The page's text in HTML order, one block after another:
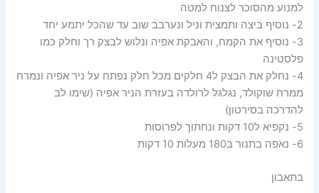
למנוע מהסוכר לצנוח למטה
2- נוסיף ביצה ותמצית וניל ונערבב שוב עד שהכל יתמע יחד
3- נוסיף את הקמח, והאבקת אפיה ונלוש לבצק רך וחלק כמו
פלסטינה
4- נחלק את הבצק ל4 חלקים מכל חלק נפתח על ניר אפיה ונמרח
ממרח שוקולד, נגלגל לרולדה בעזרת הניר אפיה (שימו לב
להדרכה בסירטון)
5- נקפיא ל10 דקות ונחתוך לפרוסות
6- נאפה בתנור ב180 מעלות 10 דקות
בתאבון